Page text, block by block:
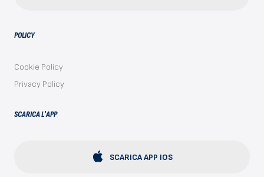
POLICY
Cookie Policy
Privacy Policy
SCARICA L'APP
SCARICA APP IOS